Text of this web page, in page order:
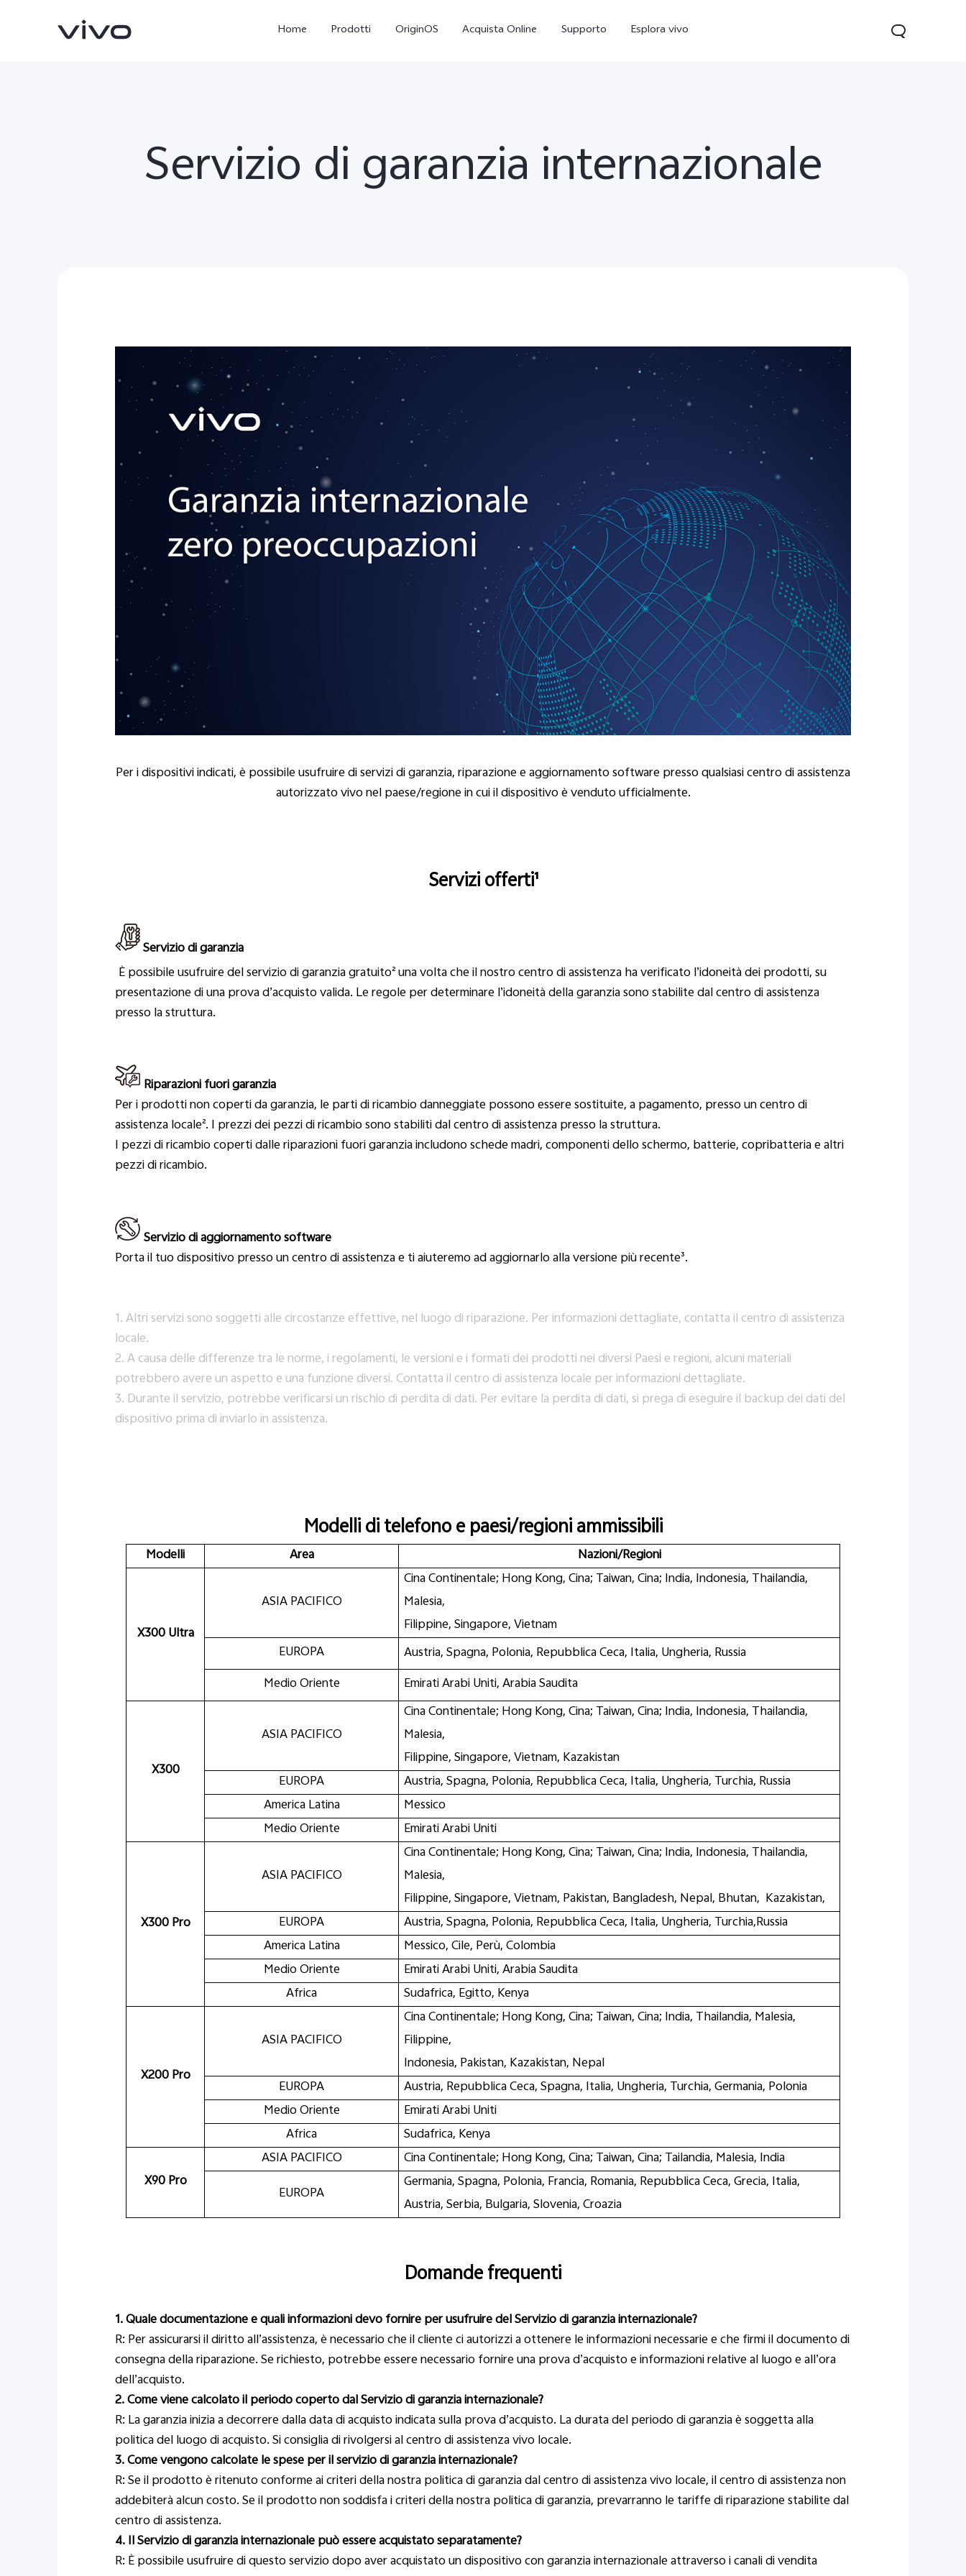
Home Prodotti OriginOS Acquista Online Supporto Esplora vivo
Servizio di garanzia internazionale
Per i dispositivi indicati, è possibile usufruire di servizi di garanzia, riparazione e aggiornamento software presso qualsiasi centro di assistenza
autorizzato vivo nel paese/regione in cui il dispositivo è venduto ufficialmente.
Servizi offerti¹
Servizio di garanzia
È possibile usufruire del servizio di garanzia gratuito² una volta che il nostro centro di assistenza ha verificato l’idoneità dei prodotti, su
presentazione di una prova d’acquisto valida. Le regole per determinare l’idoneità della garanzia sono stabilite dal centro di assistenza
presso la struttura.
Riparazioni fuori garanzia
Per i prodotti non coperti da garanzia, le parti di ricambio danneggiate possono essere sostituite, a pagamento, presso un centro di
assistenza locale². I prezzi dei pezzi di ricambio sono stabiliti dal centro di assistenza presso la struttura.
I pezzi di ricambio coperti dalle riparazioni fuori garanzia includono schede madri, componenti dello schermo, batterie, copribatteria e altri
pezzi di ricambio.
Servizio di aggiornamento software
Porta il tuo dispositivo presso un centro di assistenza e ti aiuteremo ad aggiornarlo alla versione più recente³.
1. Altri servizi sono soggetti alle circostanze effettive, nel luogo di riparazione. Per informazioni dettagliate, contatta il centro di assistenza
locale.
2. A causa delle differenze tra le norme, i regolamenti, le versioni e i formati dei prodotti nei diversi Paesi e regioni, alcuni materiali
potrebbero avere un aspetto e una funzione diversi. Contatta il centro di assistenza locale per informazioni dettagliate.
3. Durante il servizio, potrebbe verificarsi un rischio di perdita di dati. Per evitare la perdita di dati, si prega di eseguire il backup dei dati del
dispositivo prima di inviarlo in assistenza.
Modelli di telefono e paesi/regioni ammissibili
Modelli Area Nazioni/Regioni
X300 Ultra
ASIA PACIFICO
Cina Continentale; Hong Kong, Cina; Taiwan, Cina; India, Indonesia, Thailandia,
Malesia,
Filippine, Singapore, Vietnam
EUROPA
Austria, Spagna, Polonia, Repubblica Ceca, Italia, Ungheria, Russia
Medio Oriente
Emirati Arabi Uniti, Arabia Saudita
X300
ASIA PACIFICO
Cina Continentale; Hong Kong, Cina; Taiwan, Cina; India, Indonesia, Thailandia,
Malesia,
Filippine, Singapore, Vietnam, Kazakistan
EUROPA
Austria, Spagna, Polonia, Repubblica Ceca, Italia, Ungheria, Turchia, Russia
America Latina
Messico
Medio Oriente
Emirati Arabi Uniti
X300 Pro
ASIA PACIFICO
Cina Continentale; Hong Kong, Cina; Taiwan, Cina; India, Indonesia, Thailandia,
Malesia,
Filippine, Singapore, Vietnam, Pakistan, Bangladesh, Nepal, Bhutan, Kazakistan,
EUROPA
Austria, Spagna, Polonia, Repubblica Ceca, Italia, Ungheria, Turchia,Russia
America Latina
Messico, Cile, Perù, Colombia
Medio Oriente
Emirati Arabi Uniti, Arabia Saudita
Africa
Sudafrica, Egitto, Kenya
X200 Pro
ASIA PACIFICO
Cina Continentale; Hong Kong, Cina; Taiwan, Cina; India, Thailandia, Malesia,
Filippine,
Indonesia, Pakistan, Kazakistan, Nepal
EUROPA
Austria, Repubblica Ceca, Spagna, Italia, Ungheria, Turchia, Germania, Polonia
Medio Oriente
Emirati Arabi Uniti
Africa
Sudafrica, Kenya
X90 Pro
ASIA PACIFICO
Cina Continentale; Hong Kong, Cina; Taiwan, Cina; Tailandia, Malesia, India
EUROPA
Germania, Spagna, Polonia, Francia, Romania, Repubblica Ceca, Grecia, Italia,
Austria, Serbia, Bulgaria, Slovenia, Croazia
Domande frequenti
1. Quale documentazione e quali informazioni devo fornire per usufruire del Servizio di garanzia internazionale?
R: Per assicurarsi il diritto all’assistenza, è necessario che il cliente ci autorizzi a ottenere le informazioni necessarie e che firmi il documento di
consegna della riparazione. Se richiesto, potrebbe essere necessario fornire una prova d’acquisto e informazioni relative al luogo e all’ora
dell’acquisto.
2. Come viene calcolato il periodo coperto dal Servizio di garanzia internazionale?
R: La garanzia inizia a decorrere dalla data di acquisto indicata sulla prova d’acquisto. La durata del periodo di garanzia è soggetta alla
politica del luogo di acquisto. Si consiglia di rivolgersi al centro di assistenza vivo locale.
3. Come vengono calcolate le spese per il servizio di garanzia internazionale?
R: Se il prodotto è ritenuto conforme ai criteri della nostra politica di garanzia dal centro di assistenza vivo locale, il centro di assistenza non
addebiterà alcun costo. Se il prodotto non soddisfa i criteri della nostra politica di garanzia, prevarranno le tariffe di riparazione stabilite dal
centro di assistenza.
4. Il Servizio di garanzia internazionale può essere acquistato separatamente?
R: È possibile usufruire di questo servizio dopo aver acquistato un dispositivo con garanzia internazionale attraverso i canali di vendita